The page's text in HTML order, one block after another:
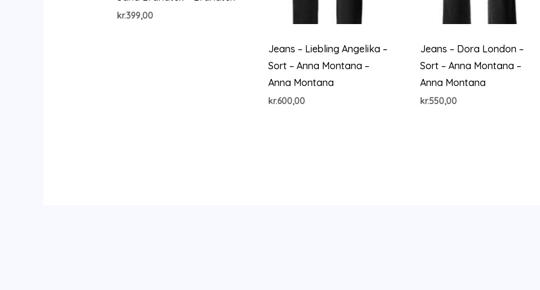
kr.399,00
Jeans – Liebling Angelika –
Sort – Anna Montana –
Anna Montana
kr.600,00
Jeans – Dora London –
Sort – Anna Montana –
Anna Montana
kr.550,00